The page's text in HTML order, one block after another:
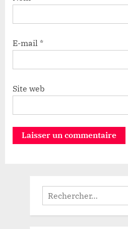
E-mail *
Site web
Rechercher :